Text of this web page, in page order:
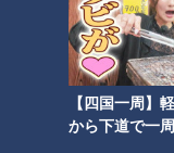
【四国一周】
から下道で一
３０年ぶりのヨーロッ
ロに弱い円の国”から
もやま話